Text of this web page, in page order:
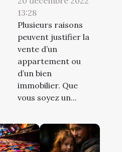
13:28
Plusieurs raisons
peuvent justifier la
vente d’un
appartement ou
d’un bien
immobilier. Que
vous soyez un...